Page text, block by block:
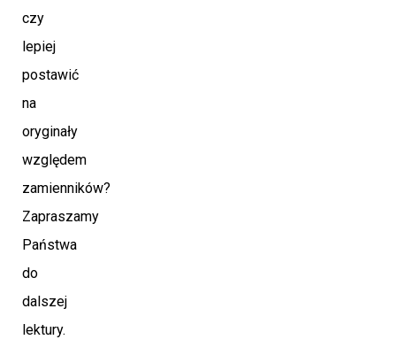
czy
lepiej
postawić
na
oryginały
względem
zamienników?
Zapraszamy
Państwa
do
dalszej
lektury.